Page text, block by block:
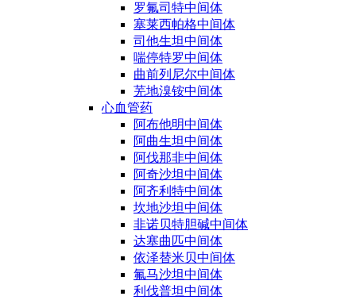
罗氟司特中间体
塞莱西帕格中间体
司他生坦中间体
喘停特罗中间体
曲前列尼尔中间体
芜地溴铵中间体
心血管药
阿布他明中间体
阿曲生坦中间体
阿伐那非中间体
阿奇沙坦中间体
阿齐利特中间体
坎地沙坦中间体
非诺贝特胆碱中间体
达塞曲匹中间体
依泽替米贝中间体
氟马沙坦中间体
利伐普坦中间体